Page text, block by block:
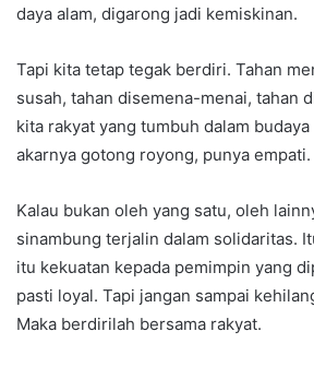
daya alam, digarong jadi kemiskinan.
Tapi kita tetap tegak berdiri. Tahan
susah, tahan disemena-menai, tahan
kita rakyat yang tumbuh dalam
akarnya gotong royong, punya empati.
Kalau bukan oleh yang satu, oleh
sinambung terjalin dalam solidaritas.
itu kekuatan kepada pemimpin yang
pasti loyal. Tapi jangan sampai
Maka berdirilah bersama rakyat.